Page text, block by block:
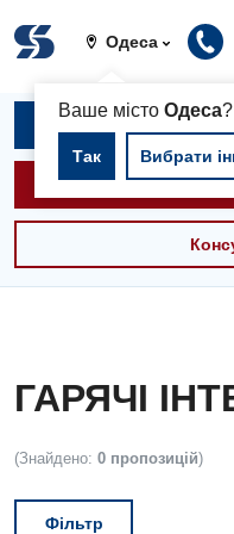
Одеса
Ваше містоОдеса?
Так Вибрати
ГАРЯЧІ
(Знайдено: 0 пропозицій)
Фільтр